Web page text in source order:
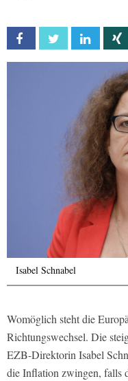
Facebook Twitter Linkedin
Isabel Schnabel
Womöglich steht die
Richtungswechsel. Die
EZB-Direktorin Isabel
die Inflation zwingen, falls